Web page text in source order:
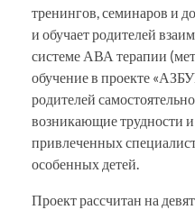
тренингов, семинаров и
и обучает родителей
системе АВА терапии
обучение в проекте
родителей
возникающие трудности
привлеченных
особенных детей.
Проект рассчитан на